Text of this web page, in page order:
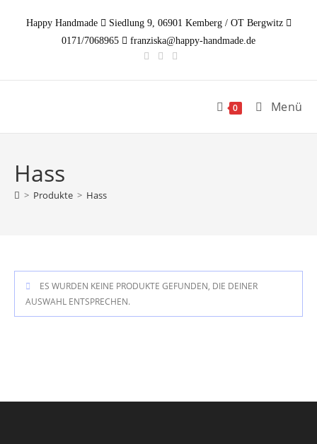
InhaltHappy Handmade
Siedlung 9, 06901 Kemberg / OT Bergwitz
0171/7068965
franziska@happy-handmade.de
0 Menü
Hass
> Produkte > Hass
ES WURDEN KEINE PRODUKTE GEFUNDEN, DIE DEINER
AUSWAHL ENTSPRECHEN.